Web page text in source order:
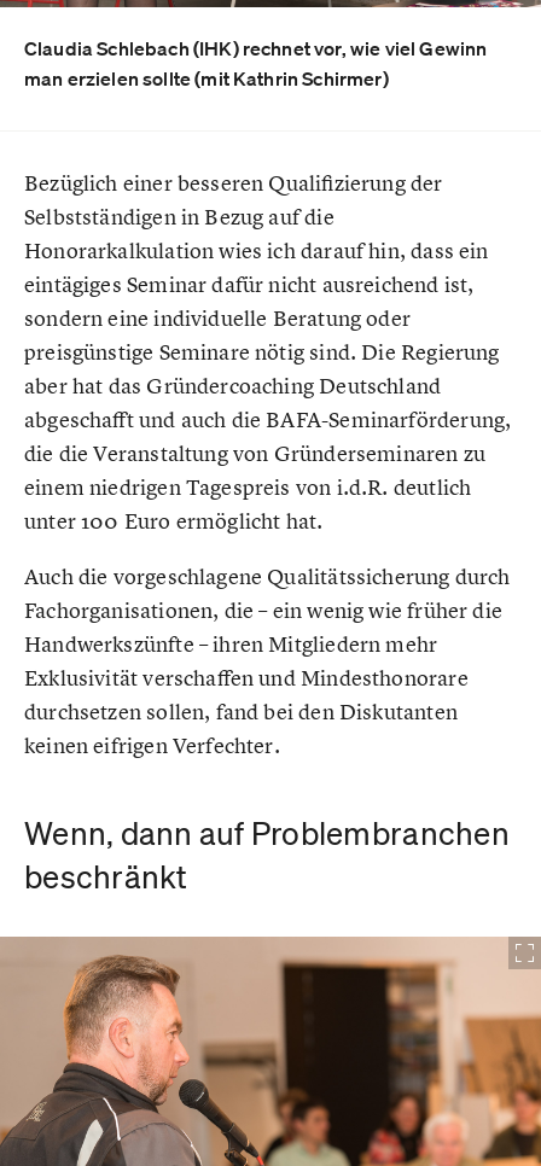
Claudia Schlebach (IHK) rechnet vor, wie viel Gewinn
man erzielen sollte (mit Kathrin Schirmer)
Bezüglich einer besseren Qualifizierung der
Selbstständigen in Bezug auf die
Honorarkalkulation wies ich darauf hin, dass ein
eintägiges Seminar dafür nicht ausreichend ist,
sondern eine individuelle Beratung oder
preisgünstige Seminare nötig sind. Die Regierung
aber hat das Gründercoaching Deutschland
abgeschafft und auch die BAFA-Seminarförderung,
die die Veranstaltung von Gründerseminaren zu
einem niedrigen Tagespreis von i.d.R. deutlich
unter 100 Euro ermöglicht hat.
Auch die vorgeschlagene Qualitätssicherung durch
Fachorganisationen, die – ein wenig wie früher die
Handwerkszünfte – ihren Mitgliedern mehr
Exklusivität verschaffen und Mindesthonorare
durchsetzen sollen, fand bei den Diskutanten
keinen eifrigen Verfechter.
Wenn, dann auf Problembranchen
beschränkt